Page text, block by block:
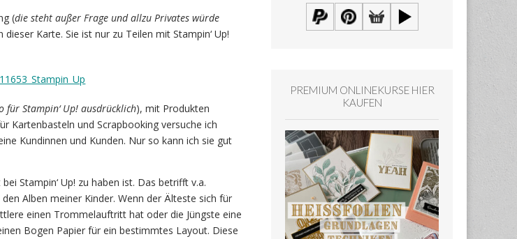
(die steht außer Frage und allzu Privates würde
dieser Karte. Sie ist nur zu Teilen mit Stampin‘ Up!
für Stampin‘ Up! ausdrücklich), mit Produkten
Kartenbasteln und Scrapbooking versuche ich
Kundinnen und Kunden. Nur so kann ich sie gut
Stampin‘ Up! zu haben ist. Das betrifft v.a.
Alben meiner Kinder. Wenn der Älteste sich für
einen Trommelauftritt hat oder die Jüngste eine
Bogen Papier für ein bestimmtes Layout. Diese
PREMIUM ONLINEKURSE HIER
KAUFEN